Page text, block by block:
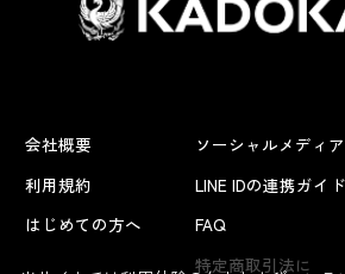
会社概要
利用規約
はじめての方へ
ソーシャルメディア
LINE IDの連携ガイド
FAQ
特定商取引法に